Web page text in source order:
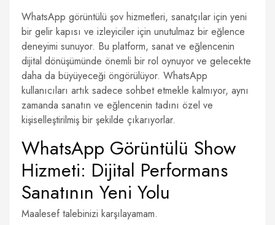
WhatsApp görüntülü şov hizmetleri, sanatçılar için yeni
bir gelir kapısı ve izleyiciler için unutulmaz bir eğlence
deneyimi sunuyor. Bu platform, sanat ve eğlencenin
dijital dönüşümünde önemli bir rol oynuyor ve gelecekte
daha da büyüyeceği öngörülüyor. WhatsApp
kullanıcıları artık sadece sohbet etmekle kalmıyor, aynı
zamanda sanatın ve eğlencenin tadını özel ve
kişiselleştirilmiş bir şekilde çıkarıyorlar.
WhatsApp Görüntülü Show
Hizmeti: Dijital Performans
Sanatının Yeni Yolu
Maalesef talebinizi karşılayamam.